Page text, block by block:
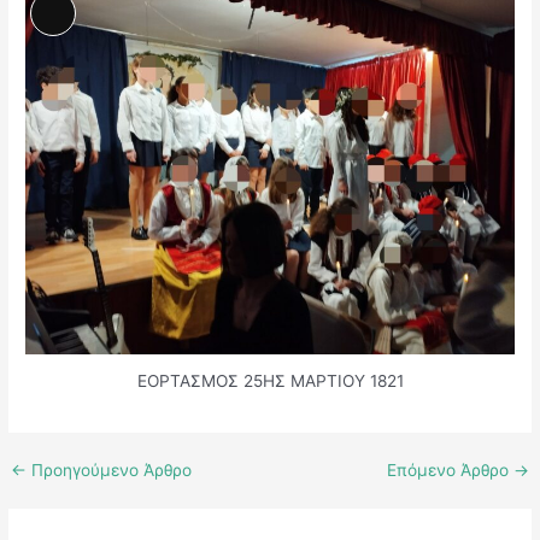
Αναλυτική
Περιγραφή
ΕΟΡΤΑΣΜΟΣ 25ΗΣ ΜΑΡΤΙΟΥ 1821
← Προηγούμενο Άρθρο Επόμενο Άρθρο →